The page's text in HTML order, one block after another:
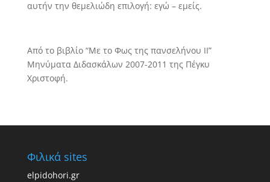
αυτήν την θεμελιώδη επιλογή: εγώ – εμείς.
Από το βιβλίο “Με το Φως της πανσελήνου ΙΙ”
Μηνύματα Διδασκάλων 2007-2011 της Πέγκυ
Χριστοφή.
Φιλικά sites
elpidohori.gr